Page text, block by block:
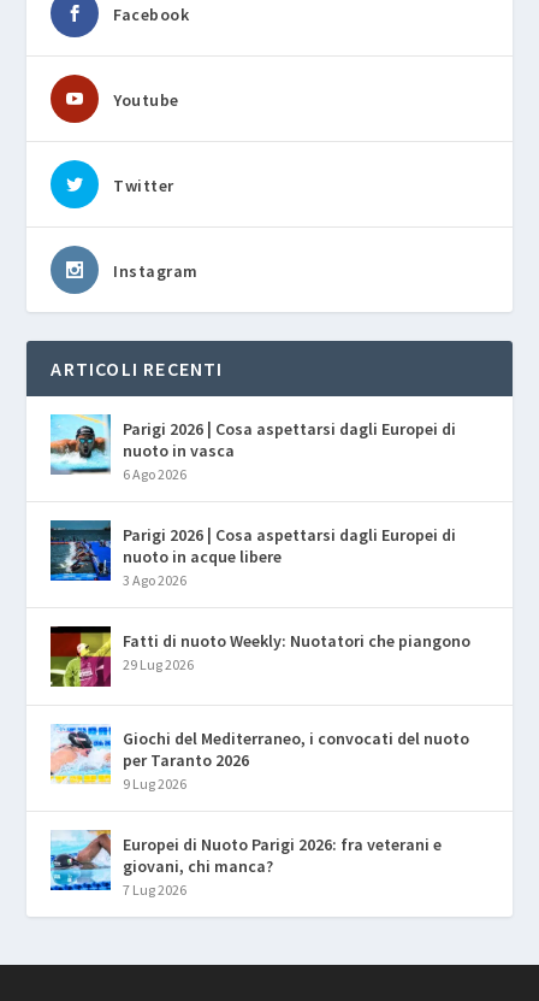
Facebook
Youtube
Twitter
Instagram
ARTICOLI RECENTI
Parigi 2026 | Cosa aspettarsi dagli Europei di
nuoto in vasca
6 Ago 2026
Parigi 2026 | Cosa aspettarsi dagli Europei di
nuoto in acque libere
3 Ago 2026
Fatti di nuoto Weekly: Nuotatori che piangono
29 Lug 2026
Giochi del Mediterraneo, i convocati del nuoto
per Taranto 2026
9 Lug 2026
Europei di Nuoto Parigi 2026: fra veterani e
giovani, chi manca?
7 Lug 2026